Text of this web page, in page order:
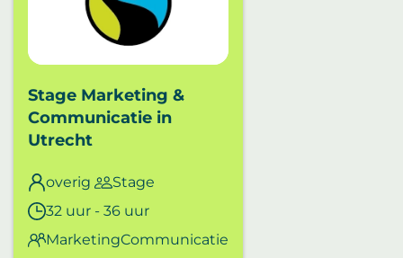
Stage Marketing &
Communicatie in
Utrecht
overig
Stage
32 uur - 36 uur
MarketingCommunicatie